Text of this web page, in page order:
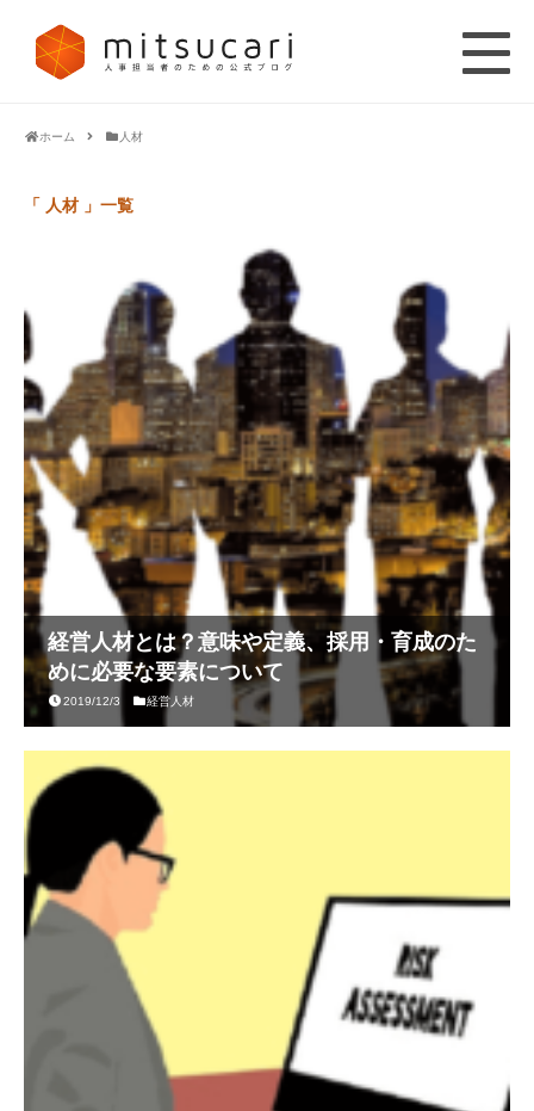
ホーム 人材
「 人材 」一覧
経営人材とは？意味や定義、採用・育成のた
めに必要な要素について
2019/12/3 経営人材